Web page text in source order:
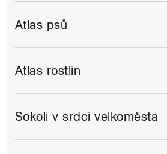
Atlas psů
Atlas rostlin
Sokoli v srdci velkoměsta